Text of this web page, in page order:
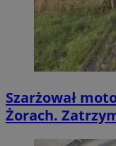
Szarżował
Żorach.